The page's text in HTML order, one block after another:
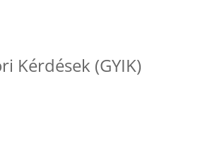
Kérdések (GYIK)